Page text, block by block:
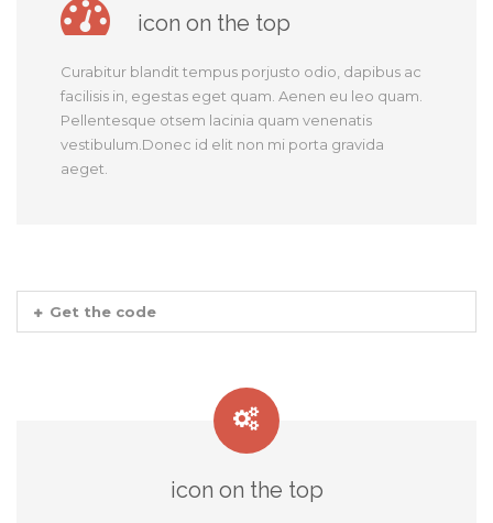
icon on the top
Curabitur blandit tempus porjusto odio, dapibus ac
facilisis in, egestas eget quam. Aenen eu leo quam.
Pellentesque otsem lacinia quam venenatis
vestibulum.Donec id elit non mi porta gravida
aeget.
Get the code
icon on the top